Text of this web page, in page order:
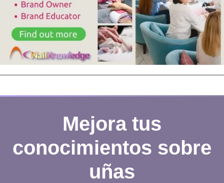
Mejora tus
conocimientos sobre
uñas